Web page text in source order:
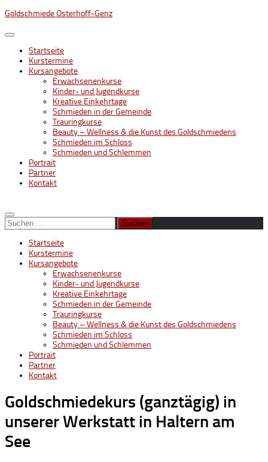
Unter
Inhalt
Goldschmiede Osterhoff-Genz
Startseite
Kurstermine
Kursangebote
Erwachsenenkurse
Kinder- und Jugendkurse
Kreative Einkehrtage
Schmieden in der Gemeinde
Trauringkurse
Beauty – Wellness & die Kunst des Goldschmiedens
Schmieden im Schloss
Schmieden und Schlemmen
Portrait
Partner
Kontakt
Suchen
nach:
Startseite
Kurstermine
Kursangebote
Erwachsenenkurse
Kinder- und Jugendkurse
Kreative Einkehrtage
Schmieden in der Gemeinde
Trauringkurse
Beauty – Wellness & die Kunst des Goldschmiedens
Schmieden im Schloss
Schmieden und Schlemmen
Portrait
Partner
Kontakt
Goldschmiedekurs (ganztägig) in
unserer Werkstatt in Haltern am
See